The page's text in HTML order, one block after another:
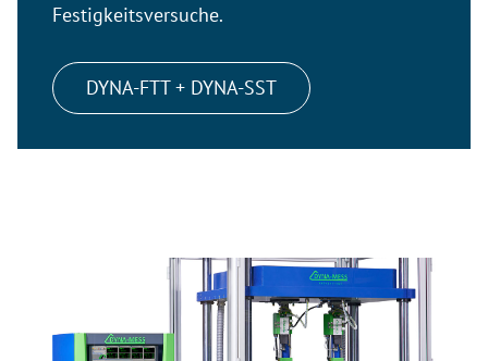
Festigkeitsversuche.
DYNA-FTT + DYNA-SST